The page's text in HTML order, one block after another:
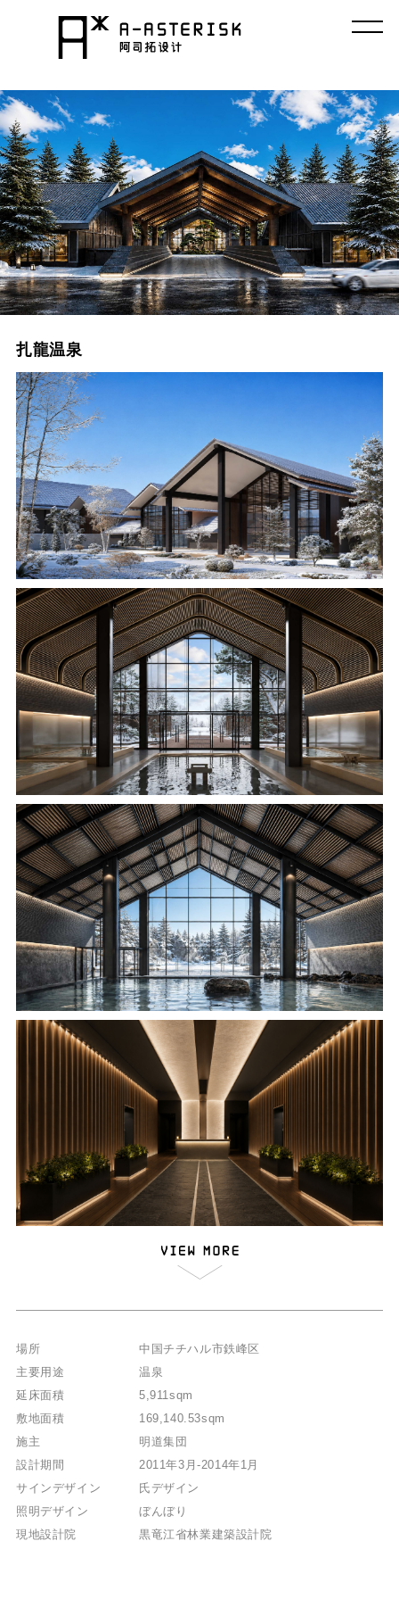
ッ
プ
扎龍温泉
場所
中国チチハル市鉄峰区
主要用途
温泉
延床面積
5,911sqm
敷地面積
169,140.53sqm
施主
明道集団
設計期間
2011年3月-2014年1月
サインデザイン
氏デザイン
照明デザイン
ぼんぼり
現地設計院
黒竜江省林業建築設計院